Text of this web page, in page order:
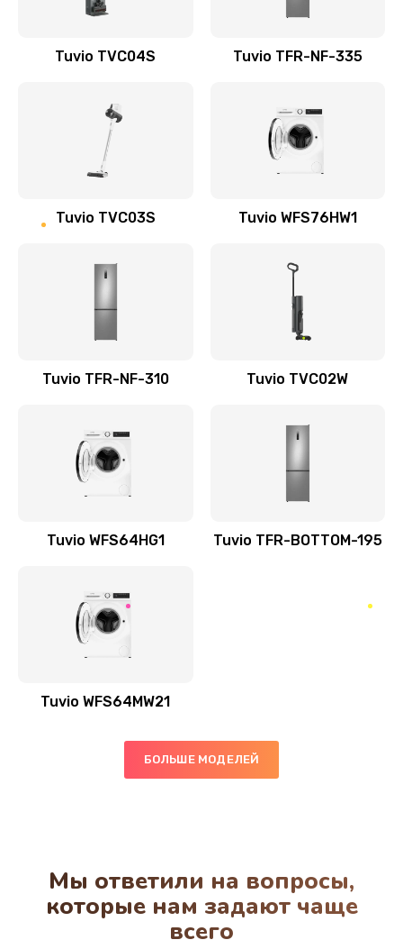
Tuvio TVC04S Tuvio TFR-NF-335
Tuvio TVC03S Tuvio WFS76HW1
Tuvio TFR-NF-310 Tuvio TVC02W
Tuvio WFS64HG1 Tuvio TFR-BOTTOM-195
Tuvio WFS64MW21
БОЛЬШЕ МОДЕЛЕЙ
Мы ответили на вопросы,
которые нам задают чаще
всего